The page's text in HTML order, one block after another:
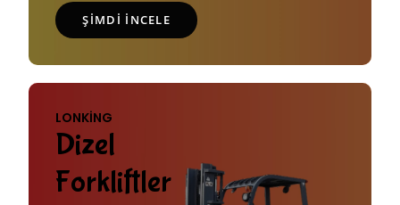
ŞIMDI İNCELE
LONKING
Dizel
Forkliftler